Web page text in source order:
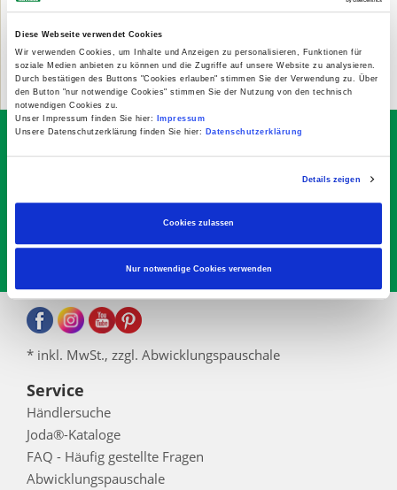
Diese Webseite verwendet Cookies
Wir verwenden Cookies, um Inhalte und Anzeigen zu personalisieren, Funktionen für
soziale Medien anbieten zu können und die Zugriffe auf unsere Website zu analysieren.
Durch bestätigen des Buttons "Cookies erlauben" stimmen Sie der Verwendung zu. Über
den Button "nur notwendige Cookies" stimmen Sie der Nutzung von den technisch
notwendigen Cookies zu.
Unser Impressum finden Sie hier:
Impressum
Unsere Datenschutzerklärung finden Sie hier:
Datenschutzerklärung
Details zeigen
Cookies zulassen
Nur notwendige Cookies verwenden
Sichern Sie sich Ihren 10€
Gutschein-Code
Abonnieren Sie den kostenlosen Joda® Newsletter
mit Aktionen, Infos, Tipps … Gültig ab 100,00 €
* inkl. MwSt., zzgl. Abwicklungspauschale
Service
Händlersuche
Joda®-Kataloge
FAQ - Häufig gestellte Fragen
Abwicklungspauschale